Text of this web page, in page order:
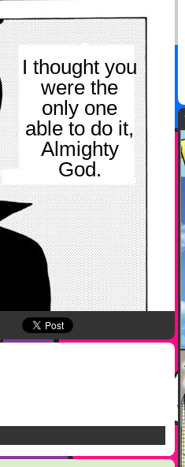
I thought you
were the
only one
able to do it,
Almighty
God.